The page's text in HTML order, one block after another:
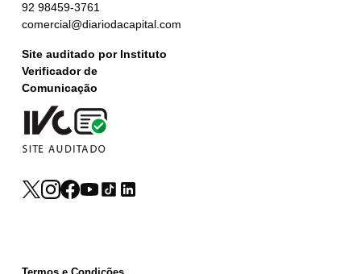
92 98459-3761
comercial@diariodacapital.com
Site auditado por Instituto
Verificador de
Comunicação